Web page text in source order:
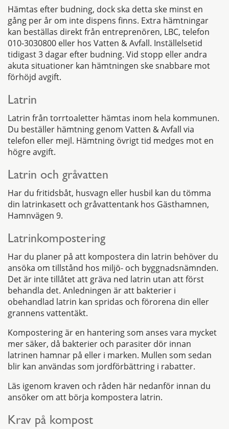
Hämtas efter budning, dock ska detta ske minst en
gång per år om inte dispens finns. Extra hämtningar
kan beställas direkt från entreprenören, LBC, telefon
010-3030800 eller hos Vatten & Avfall. Inställelsetid
tidigast 3 dagar efter budning. Vid stopp eller andra
akuta situationer kan hämtningen ske snabbare mot
förhöjd avgift.
Latrin
Latrin från torrtoaletter hämtas inom hela kommunen.
Du beställer hämtning genom Vatten & Avfall via
telefon eller mejl. Hämtning övrigt tid medges mot en
högre avgift.
Latrin och gråvatten
Har du fritidsbåt, husvagn eller husbil kan du tömma
din latrinkasett och gråvattentank hos Gästhamnen,
Hamnvägen 9.
Latrinkompostering
Har du planer på att kompostera din latrin behöver du
ansöka om tillstånd hos miljö- och byggnadsnämnden.
Det är inte tillåtet att gräva ned latrin utan att först
behandla det. Anledningen är att bakterier i
obehandlad latrin kan spridas och förorena din eller
grannens vattentäkt.
Kompostering är en hantering som anses vara mycket
mer säker, då bakterier och parasiter dör innan
latrinen hamnar på eller i marken. Mullen som sedan
blir kan användas som jordförbättring i rabatter.
Läs igenom kraven och råden här nedanför innan du
ansöker om att börja kompostera latrin.
Krav på kompost